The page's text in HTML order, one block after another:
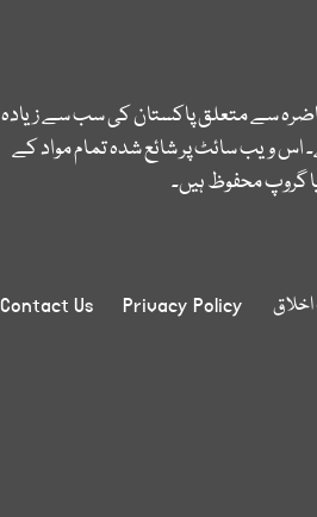
سے متعلق پاکستان کی سب سے زیادہ
ویب سائٹ پر شائع شدہ تمام مواد کے
گروپ محفوظ ہیں۔
Privacy Policy
Contact Us